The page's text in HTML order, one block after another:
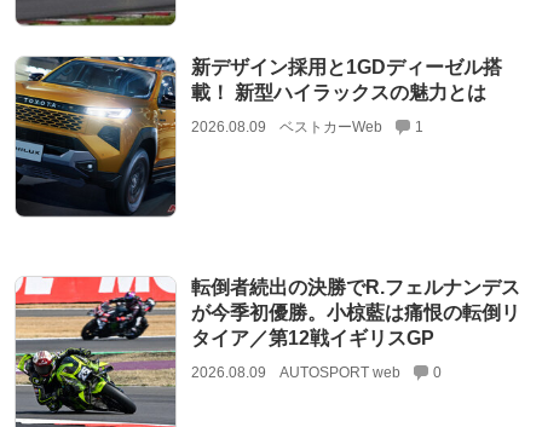
新デザイン採用と1GDディーゼル搭
載！ 新型ハイラックスの魅力とは
2026.08.09 ベストカーWeb 1
転倒者続出の決勝でR.フェルナンデス
が今季初優勝。小椋藍は痛恨の転倒リ
タイア／第12戦イギリスGP
2026.08.09 AUTOSPORT web 0